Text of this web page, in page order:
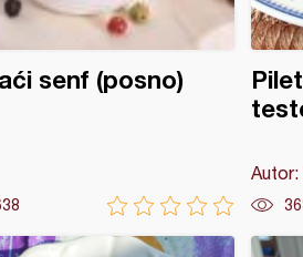
senf (posno)
Autor:
i pomorandžom